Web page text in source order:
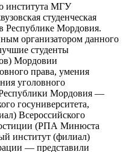
института МГУ
студенческая
Республике Мордовия.
организатором данного
студенты
Мордовии
права, умения
уголовного
Республики Мордовия —
госуниверситета,
Всероссийского
юстиции (РПА Минюста
институт (филиал)
— представили